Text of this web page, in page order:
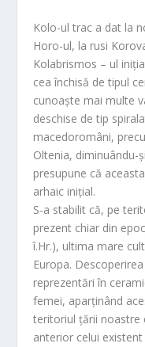
Kolo-ul trac a dat la
Horo-ul, la rusi
Kolabrismos – ul
cea închisă de tipul
cunoaște mai multe
deschise de tip
macedoromâni,
Oltenia, diminuându-
presupune că
arhaic inițial.
S-a stabilit că, pe
prezent chiar din
î.Hr.), ultima mare
Europa.
reprezentări în
femei, aparținând
teritoriul țării noastre
anterior celui